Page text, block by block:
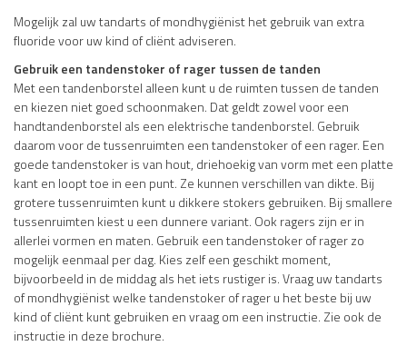
Mogelijk zal uw tandarts of mondhygiënist het gebruik van extra
fluoride voor uw kind of cliënt adviseren.
Gebruik een tandenstoker of rager tussen de tanden
Met een tandenborstel alleen kunt u de ruimten tussen de tanden
en kiezen niet goed schoonmaken. Dat geldt zowel voor een
handtandenborstel als een elektrische tandenborstel. Gebruik
daarom voor de tussenruimten een tandenstoker of een rager. Een
goede tandenstoker is van hout, driehoekig van vorm met een platte
kant en loopt toe in een punt. Ze kunnen verschillen van dikte. Bij
grotere tussenruimten kunt u dikkere stokers gebruiken. Bij smallere
tussenruimten kiest u een dunnere variant. Ook ragers zijn er in
allerlei vormen en maten. Gebruik een tandenstoker of rager zo
mogelijk eenmaal per dag. Kies zelf een geschikt moment,
bijvoorbeeld in de middag als het iets rustiger is. Vraag uw tandarts
of mondhygiënist welke tandenstoker of rager u het beste bij uw
kind of cliënt kunt gebruiken en vraag om een instructie. Zie ook de
instructie in deze brochure.